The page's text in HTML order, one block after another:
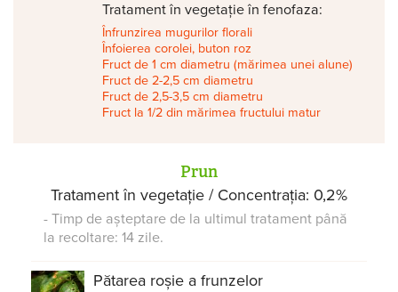
Tratament în vegetație în fenofaza:
Înfrunzirea mugurilor florali
Înfoierea corolei, buton roz
Fruct de 1 cm diametru (mărimea unei alune)
Fruct de 2-2,5 cm diametru
Fruct de 2,5-3,5 cm diametru
Fruct la 1/2 din mărimea fructului matur
Prun
Tratament în vegetație / Concentrația: 0,2%
- Timp de așteptare de la ultimul tratament până
la recoltare: 14 zile.
Pătarea roșie a frunzelor